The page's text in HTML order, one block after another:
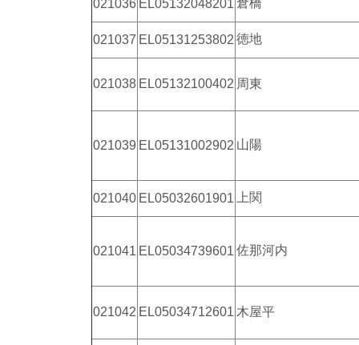
021036 EL05132048201 倉橋
021037 EL05131253802 徳地
021038 EL05132100402 周東
021039 EL05131002902 山陽
021040 EL05032601901 上関
021041 EL05034739601 佐那河内
021042 EL05034712601 木屋平